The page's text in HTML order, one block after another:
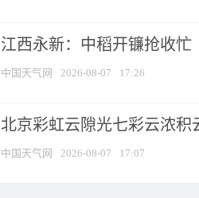
江西永新：中稻开镰抢收忙
中国天气网 2026-08-07 17:26
北京彩虹云隙光七彩云浓积
中国天气网 2026-08-07 17:07